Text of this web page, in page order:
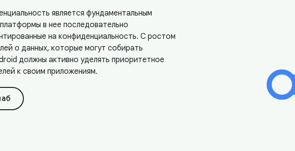
является фундаментальным
в нее последовательно
на конфиденциальность. С ростом
о данных, которые могут собирать
должны активно уделять приоритетное
к своим приложениям.